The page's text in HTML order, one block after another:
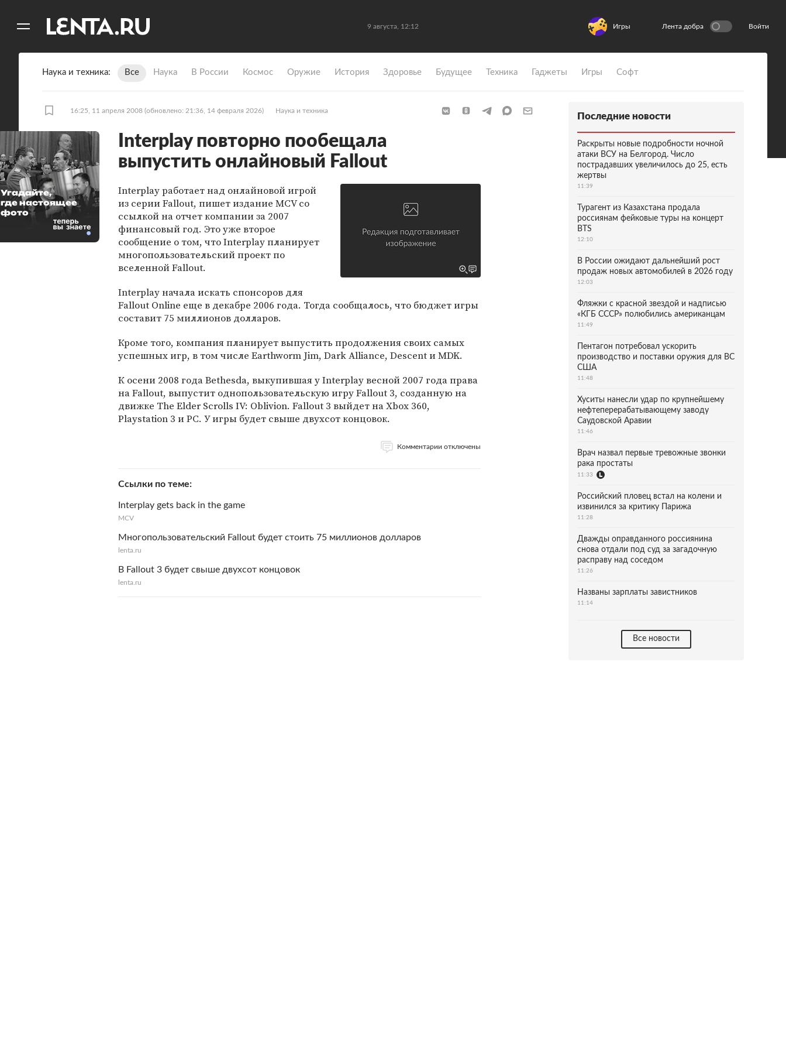
9 августа, 12:12 Игры Лента добра Войти
Наука и техника Все Наука В России Космос Оружие История Здоровье Будущее Техника Гаджеты Игры Софт
16:25, 11 апреля 2008 (обновлено: 21:36, 14 февраля 2026) Наука и техника
Interplay повторно пообещала
выпустить онлайновый Fallout
Interplay работает над онлайновой игрой
из серии Fallout, пишет издание MCV со
ссылкой на отчет компании за 2007
финансовый год. Это уже второе
сообщение о том, что Interplay планирует
многопользовательский проект по
вселенной Fallout.
Interplay начала искать спонсоров для
Fallout Online еще в декабре 2006 года. Тогда сообщалось, что бюджет игры
составит 75 миллионов долларов.
Кроме того, компания планирует выпустить продолжения своих самых
успешных игр, в том числе Earthworm Jim, Dark Alliance, Descent и MDK.
К осени 2008 года Bethesda, выкупившая у Interplay весной 2007 года права
на Fallout, выпустит однопользовательскую игру Fallout 3, созданную на
движке The Elder Scrolls IV: Oblivion. Fallout 3 выйдет на Xbox 360,
Playstation 3 и PC. У игры будет свыше двухсот концовок.
Комментарии отключены
Ссылки по теме
Interplay gets back in the game
MCV
Многопользовательский Fallout будет стоить 75 миллионов долларов
lenta.ru
В Fallout 3 будет свыше двухсот концовок
lenta.ru
Угадайте,
где настоящее
фото
Последние новости
Раскрыты новые подробности ночной
атаки ВСУ на Белгород. Число
пострадавших увеличилось до 25, есть
жертвы
11:39
Турагент из Казахстана продала
россиянам фейковые туры на концерт
BTS
12:10
В России ожидают дальнейший рост
продаж новых автомобилей в 2026 году
12:03
Фляжки с красной звездой и надписью
«КГБ СССР» полюбились американцам
11:49
Пентагон потребовал ускорить
производство и поставки оружия для ВС
США
11:48
Хуситы нанесли удар по крупнейшему
нефтеперерабатывающему заводу
Саудовской Аравии
11:46
Врач назвал первые тревожные звонки
рака простаты
11:33
Российский пловец встал на колени и
извинился за критику Парижа
11:28
Дважды оправданного россиянина
снова отдали под суд за загадочную
расправу над соседом
11:26
Названы зарплаты завистников
11:14
Все новости